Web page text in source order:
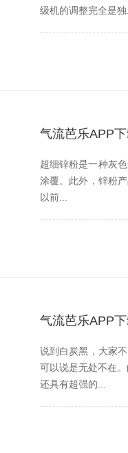
级机的调整完全是
气流芭乐APP
超细锌粉是一种灰色
涂覆。此外，锌粉
以前...
气流芭乐APP
说到白炭黑，大家
可以说是无处不在
还具有超强的...